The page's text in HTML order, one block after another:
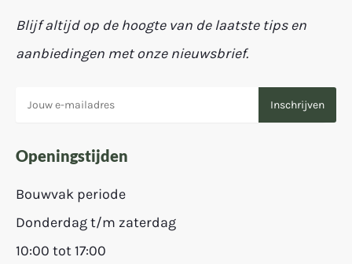
Blijf altijd op de hoogte van de laatste tips en
aanbiedingen met onze nieuwsbrief.
Openingstijden
Bouwvak periode
Donderdag t/m zaterdag
10:00 tot 17:00